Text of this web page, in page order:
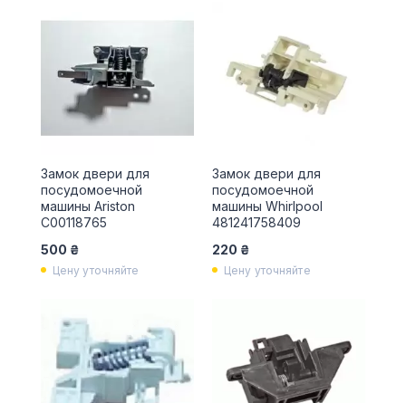
Замок двери для
посудомоечной
машины Ariston
C00118765
500 ₴
Цену уточняйте
Замок двери для
посудомоечной
машины Whirlpool
481241758409
220 ₴
Цену уточняйте